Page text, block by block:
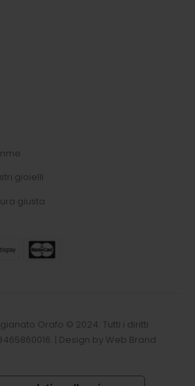
gioielli
giusta
Orafo © 2024. Tutti i diritti
| Design by Web Brand